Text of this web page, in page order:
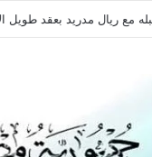
هيثم حسن.. واللاعب